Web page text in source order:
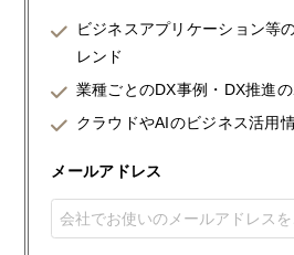
ビジネスアプリケーション等
レンド
業種ごとのDX事例・DX推進
クラウドやAIのビジネス活用
メールアドレス